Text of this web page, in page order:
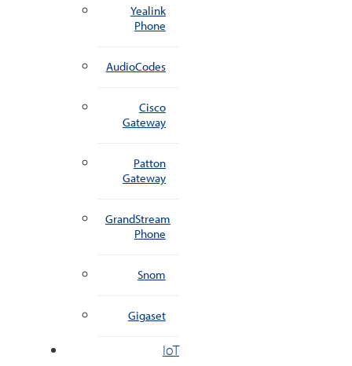
Yealink
Phone
AudioCodes
Cisco
Gateway
Patton
Gateway
GrandStream
Phone
Snom
Gigaset
IoT